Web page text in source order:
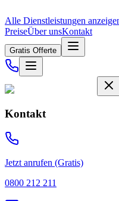
Alle Dienstleistungen
PreiseÜber unsKontakt
Gratis Offerte
Kontakt
Jetzt anrufen (Gratis)
0800 212 211